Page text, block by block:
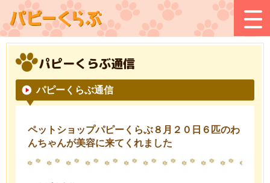
パピーくらぶ通信
パピーくらぶ通信
ペットショップパピーくらぶ８月２０日６匹のわ
んちゃんが美容に来てくれました